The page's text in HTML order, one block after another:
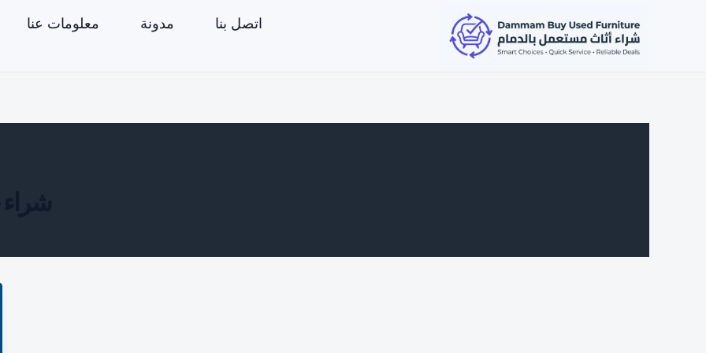
معلومات عنا مدونة اتصل بنا